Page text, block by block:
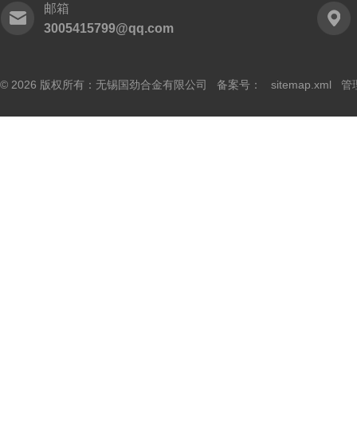
邮箱
3005415799@qq.com
© 2026 版权所有：无锡国劲合金有限公司 备案号： sitemap.xml 管